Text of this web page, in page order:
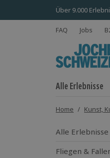
Über 9.000
FAQ Jobs
Alle Erlebnisse
Home / Kunst,
Alle Erlebnisse
Fliegen &